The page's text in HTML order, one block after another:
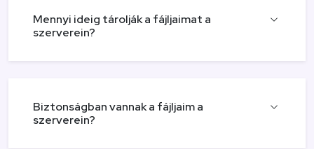
Mennyi ideig tárolják a fájljaimat a
szerverein?
Biztonságban vannak a fájljaim a
szerverein?